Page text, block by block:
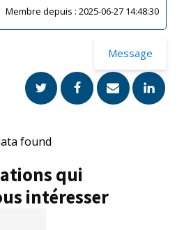
Membre depuis : 2025-06-27 14:48:30
Message
found
qui
intéresser